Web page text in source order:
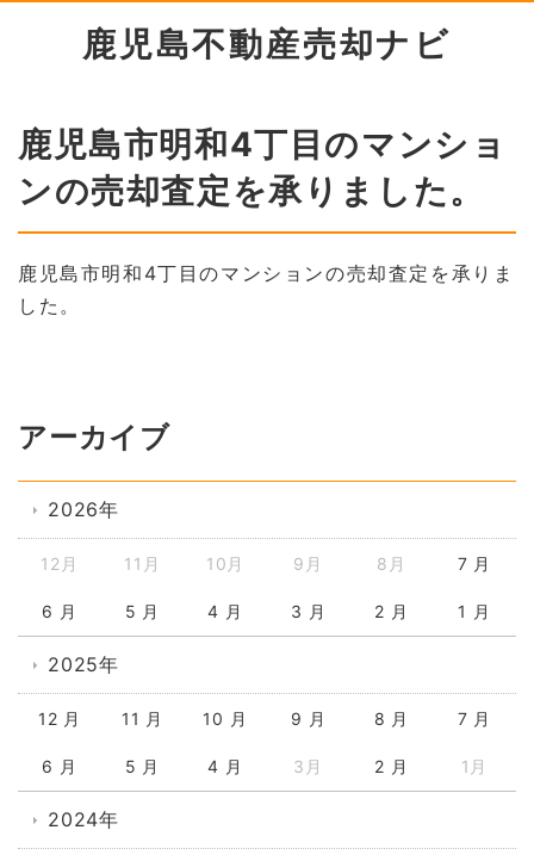
鹿児島不動産売却ナビ
鹿児島市明和4丁目のマンショ
ンの売却査定を承りました。
鹿児島市明和4丁目のマンションの売却査定を承りま
した。
アーカイブ
2026年
12月 11月 10月 9月 8月 7 月
6 月 5 月 4 月 3 月 2 月 1 月
2025年
12 月 11 月 10 月 9 月 8 月 7 月
6 月 5 月 4 月 3月 2 月 1月
2024年